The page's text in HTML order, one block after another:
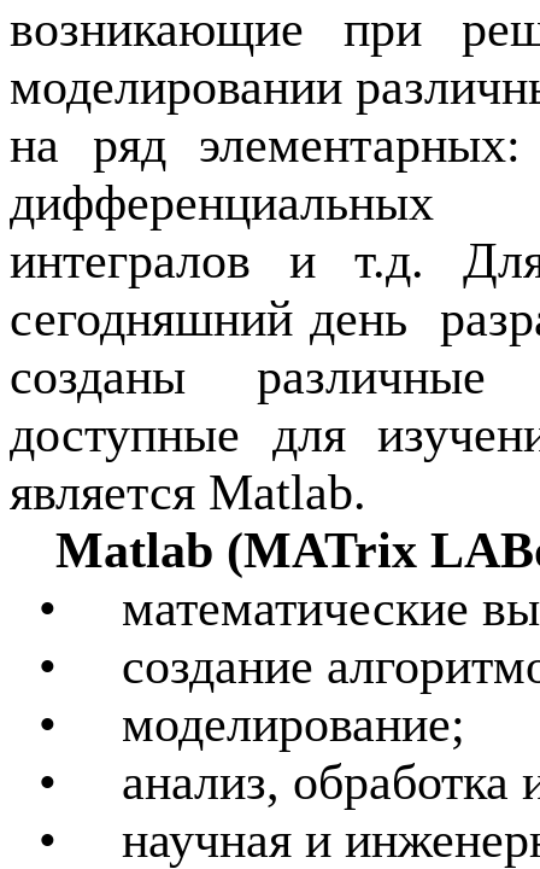
возникающие при
моделировании
на ряд
интегралов и т.д.
сегодняшний день
созданы различные
доступные для
является Matlab.
Matlab (MATrix
•
математические
•
создание
•
моделирование;
•
анализ, обработка
•
научная и